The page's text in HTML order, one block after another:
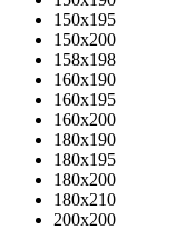
150x195
150x200
158x198
160x190
160x195
160x200
180x190
180x195
180x200
180x210
200x200